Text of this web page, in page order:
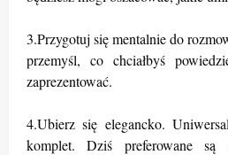
3.Przygotuj się mentalnie do
przemyśl, co chciałbyś
zaprezentować.
4.Ubierz się elegancko.
komplet. Dziś preferowane